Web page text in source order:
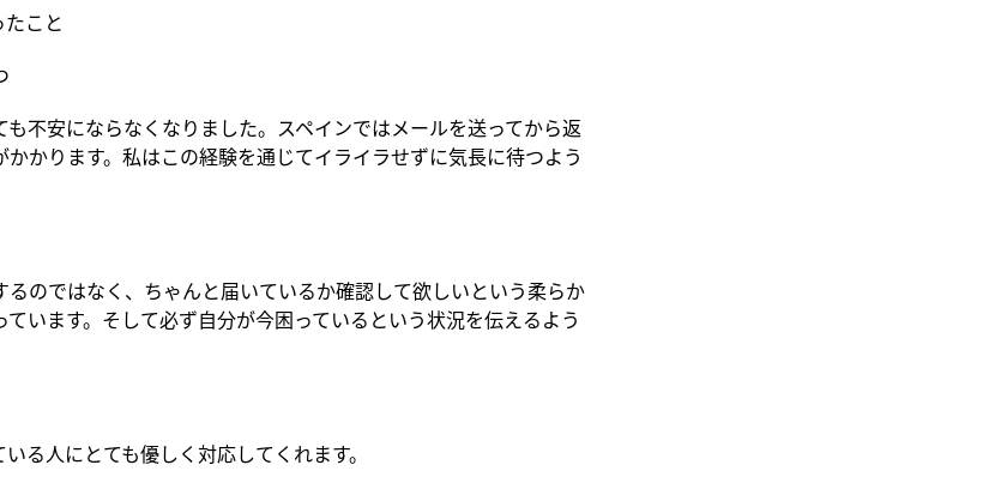
こと
も不安にならなくなりました。スペインではメールを送ってから返
かります。私はこの経験を通じてイライラせずに気長に待つよう
るのではなく、ちゃんと届いているか確認して欲しいという柔らか
ています。そして必ず自分が今困っているという状況を伝えるよう
る人にとても優しく対応してくれます。